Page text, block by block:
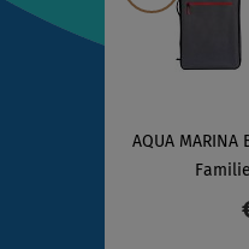
AQUA MARINA